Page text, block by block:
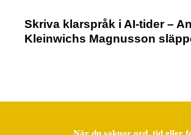
Skriva klarspråk i AI-tider –
Kleinwichs Magnusson